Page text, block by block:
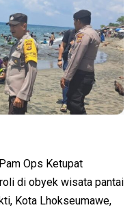
Ops Ketupat
di obyek wisata pantai
Kota Lhokseumawe,